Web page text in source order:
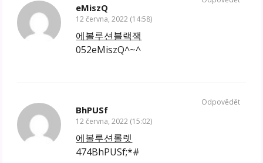
eMiszQ
12 června, 2022 (14:58)
에볼루션블랙잭
052eMiszQ^~^
BhPUSf
12 června, 2022 (15:02)
에볼루션롤렛
474BhPUSf;*#
Odpovědět